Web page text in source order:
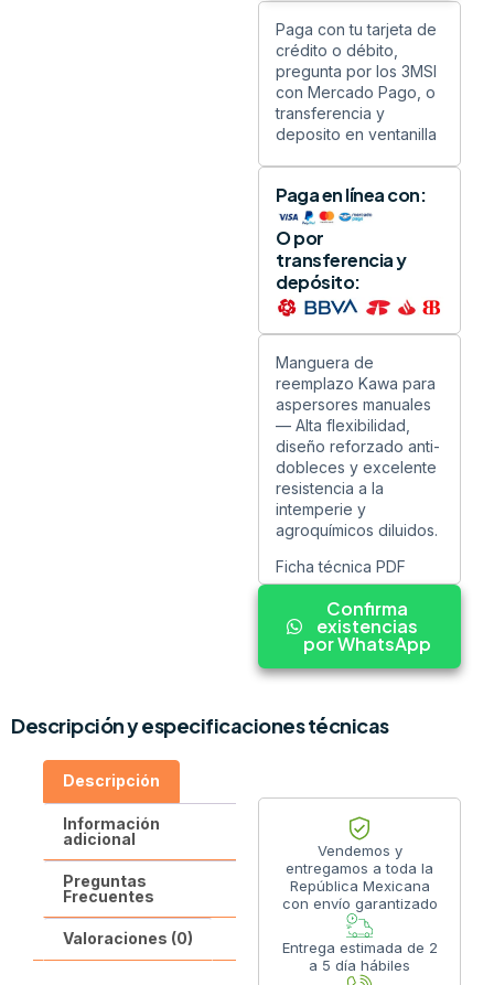
Paga con tu tarjeta de
crédito o débito,
pregunta por los 3MSI
con Mercado Pago, o
transferencia y
deposito en ventanilla
Paga en línea con:
O por
transferencia y
depósito:
Manguera de
reemplazo Kawa para
aspersores manuales
— Alta flexibilidad,
diseño reforzado anti-
dobleces y excelente
resistencia a la
intemperie y
agroquímicos diluidos.
Ficha técnica PDF
Confirma
existencias
por WhatsApp
Descripción y especificaciones técnicas
Descripción
Información
adicional
Preguntas
Frecuentes
Valoraciones (0)
Vendemos y
entregamos a toda la
República Mexicana
con envío garantizado
Entrega estimada de 2
a 5 día hábiles